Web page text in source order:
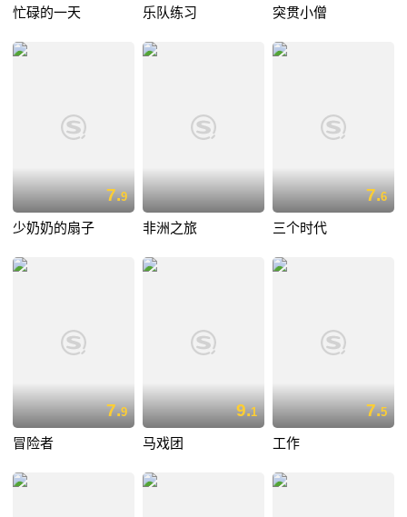
忙碌的一天 乐队练习 突贯小僧
7.9
少奶奶的扇子 非洲之旅
7.6
三个时代
7.9
冒险者
9.1
马戏团
7.5
工作